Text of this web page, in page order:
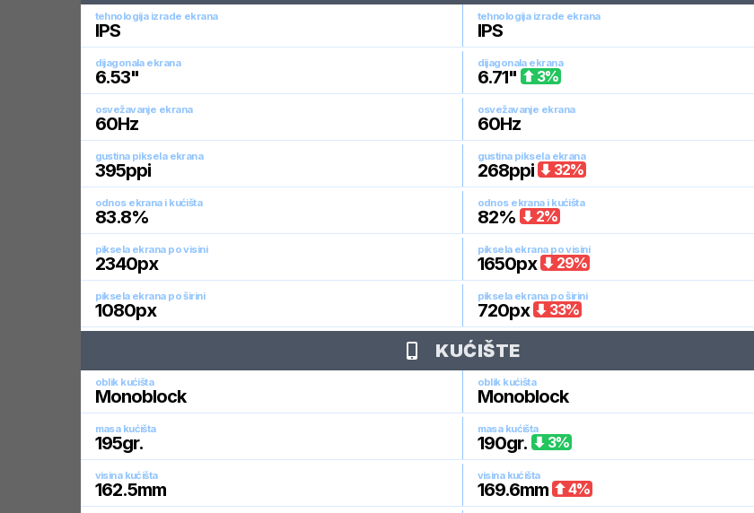
tehnologija izrade ekrana
IPS
tehnologija izrade ekrana
IPS
dijagonala ekrana
6.53"
dijagonala ekrana
6.71" 3%
osvežavanje ekrana
60Hz
osvežavanje ekrana
60Hz
gustina piksela ekrana
395ppi
gustina piksela ekrana
268ppi 32%
odnos ekrana i kućišta
83.8%
odnos ekrana i kućišta
82% 2%
piksela ekrana po visini
2340px
piksela ekrana po visini
1650px 29%
piksela ekrana po širini
1080px
piksela ekrana po širini
720px 33%
KUĆIŠTE
oblik kućišta
Monoblock
oblik kućišta
Monoblock
masa kućišta
195gr.
masa kućišta
190gr. 3%
visina kućišta
162.5mm
visina kućišta
169.6mm 4%